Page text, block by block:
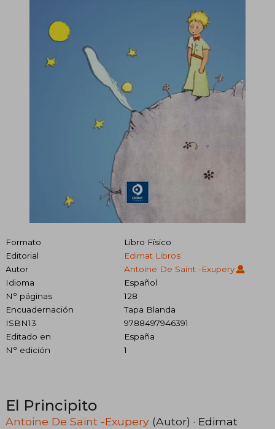
Formato
Libro Físico
Editorial
Edimat Libros
Autor
Antoine De Saint -Exupery
Idioma
Español
N° páginas
128
Encuadernación
Tapa Blanda
ISBN13
9788497946391
Editado en
España
N° edición
1
El Principito
Antoine De Saint -Exupery (Autor) · Edimat